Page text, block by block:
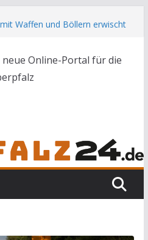
Waffen und Böllern erwischt
Brückengeländer in Weiden
ist eröffnet
Schüleraustausch zu
neue Online-Portal für die